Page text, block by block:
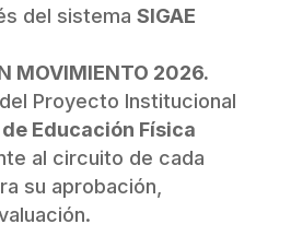
del sistema SIGAE
MOVIMIENTO 2026.
Proyecto Institucional
Educación Física
al circuito de cada
su aprobación,